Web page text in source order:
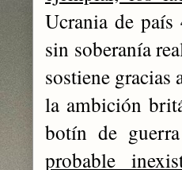
Ucrania de
sin soberanía
sostiene gracias
la ambición
botín de
probable